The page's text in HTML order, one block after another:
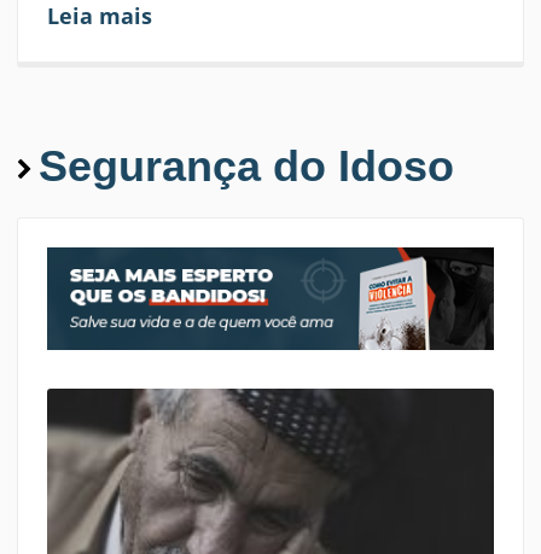
Leia mais
Segurança do Idoso